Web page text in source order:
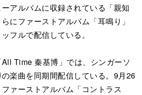
アルバムに収録されている「親知
にファーストアルバム「耳鳴り」
フルで配信している。
Time 秦基博」では、シンガーソ
楽曲を同期間配信している。9月26
ァーストアルバム「コントラス